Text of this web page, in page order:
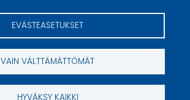
EVÄSTEASETUKSET
VAIN VÄLTTÄMÄTTÖMÄT
HYVÄKSY KAIKKI